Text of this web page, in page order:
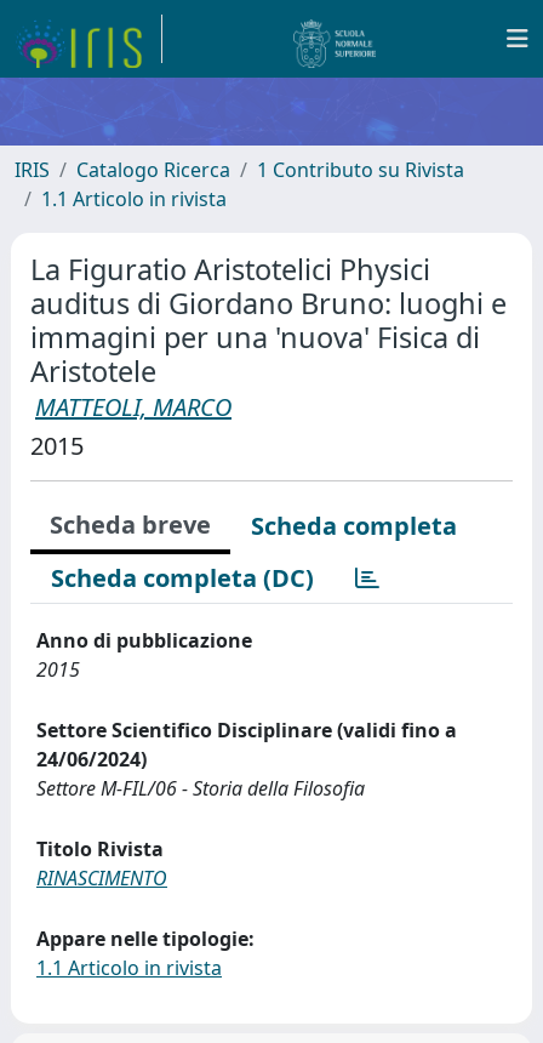
IRIS Catalogo Ricerca
1 Contributo su Rivista
1.1 Articolo in rivista
La Figuratio Aristotelici Physici
auditus di Giordano Bruno: luoghi e
immagini per una 'nuova' Fisica di
Aristotele
MATTEOLI, MARCO
2015
Scheda breve
Scheda completa
Scheda completa (DC)
Anno di pubblicazione
2015
Settore Scientifico Disciplinare (validi fino a
24/06/2024)
Settore M-FIL/06 - Storia della Filosofia
Titolo Rivista
RINASCIMENTO
Appare nelle tipologie:
1.1 Articolo in rivista